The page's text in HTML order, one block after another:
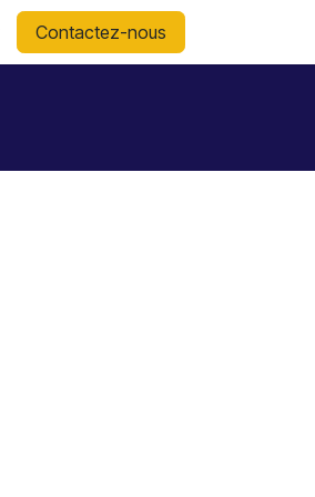
Contactez-nous